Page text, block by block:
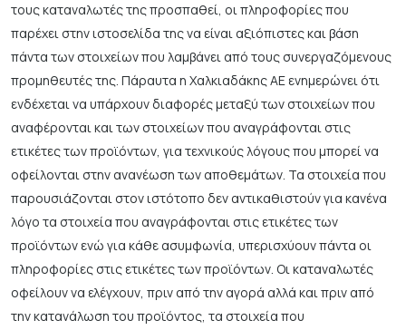
τους καταναλωτές της προσπαθεί, οι πληροφορίες που
παρέχει στην ιστοσελίδα της να είναι αξιόπιστες και βάση
πάντα των στοιχείων που λαμβάνει από τους συνεργαζόμενους
προμηθευτές της. Πάραυτα η Χαλκιαδάκης ΑΕ ενημερώνει ότι
ενδέχεται να υπάρχουν διαφορές μεταξύ των στοιχείων που
αναφέρονται και των στοιχείων που αναγράφονται στις
ετικέτες των προϊόντων, για τεχνικούς λόγους που μπορεί να
οφείλονται στην ανανέωση των αποθεμάτων. Τα στοιχεία που
παρουσιάζονται στον ιστότοπο δεν αντικαθιστούν για κανένα
λόγο τα στοιχεία που αναγράφονται στις ετικέτες των
προϊόντων ενώ για κάθε ασυμφωνία, υπερισχύουν πάντα οι
πληροφορίες στις ετικέτες των προϊόντων. Οι καταναλωτές
οφείλουν να ελέγχουν, πριν από την αγορά αλλά και πριν από
την κατανάλωση του προϊόντος, τα στοιχεία που